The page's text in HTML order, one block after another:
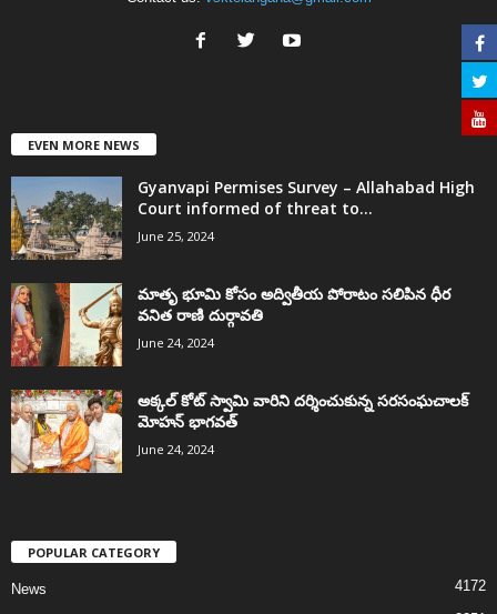
EVEN MORE NEWS
Gyanvapi Permises Survey – Allahabad High
Court informed of threat to...
June 25, 2024
మాతృ భూమి కోసం అద్వితీయ పోరాటం సలిపిన ధీర
వనిత రాణి దుర్గావతి
June 24, 2024
అక్కల్‌ కోట్‌ స్వామి వారిని దర్శించుకున్న సరసంఘచాలక్
మోహన్ భాగవత్
June 24, 2024
POPULAR CATEGORY
News 4172